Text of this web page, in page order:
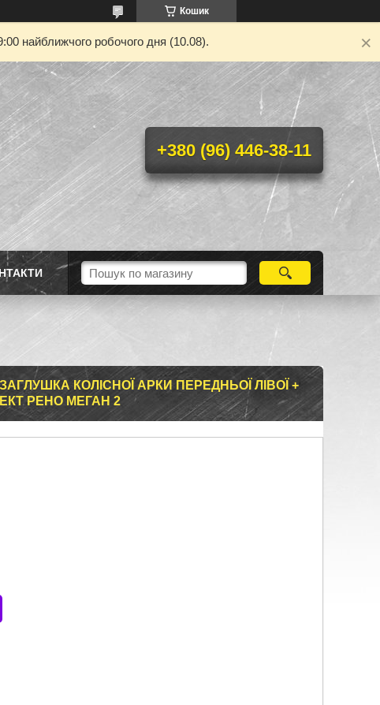
Кошик
найближчого робочого дня (10.08).
+380 (96) 446-38-11
ЗАГЛУШКА КОЛІСНОЇ АРКИ ПЕРЕДНЬОЇ ЛІВОЇ +
РЕНО МЕГАН 2